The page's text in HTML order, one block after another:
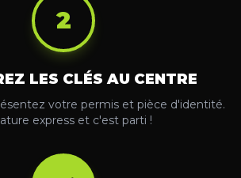
2
LES CLÉS AU CENTRE
votre permis et pièce d'identité.
express et c'est parti !